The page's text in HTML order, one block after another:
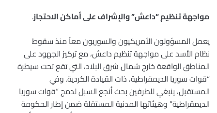
مواجهة تنظيم “داعش” والإشراف على أماكن الاحتجاز.
يعمل المسؤولون الأمريكيون والسوريون معاً منذ سقوط
نظام الأسد على مواجهة تنظيم داعش، مع تركيز الجهود على
المناطق الواقعة خارج شمال شرق البلاد، التي تقع تحت سيطرة
“قوات سوريا الديمقراطية، ذات القيادة الكردية. وفي
المستقبل، ينبغي للطرفين بحث أنجع السبل لدمج “قوات سوريا
الديمقراطية” وهيئاتها المدنية المستقلة ضمن إطار الحكومة